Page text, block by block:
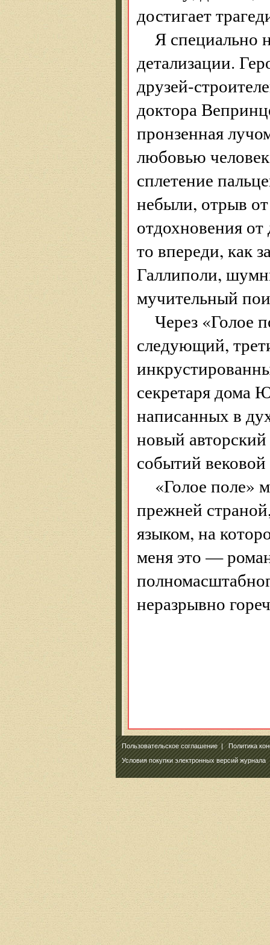
достигает
Я специально
детализации.
друзей-
доктора
пронзенная
любовью
сплетение
небыли, отрыв
отдохновения от
то впереди, как
Галлиполи,
мучительный
Через «Голое
следующий,
секретаря дома
написанных в
новый
событий
«Голое поле»
прежней
языком, на
меня это —
неразрывно
Пользовательское соглашение|Политика
Условия покупки электронных версий журнала